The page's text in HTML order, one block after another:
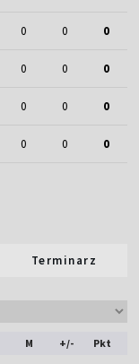
0 0 0
0 0 0
0 0 0
0 0 0
Terminarz
M +/- Pkt